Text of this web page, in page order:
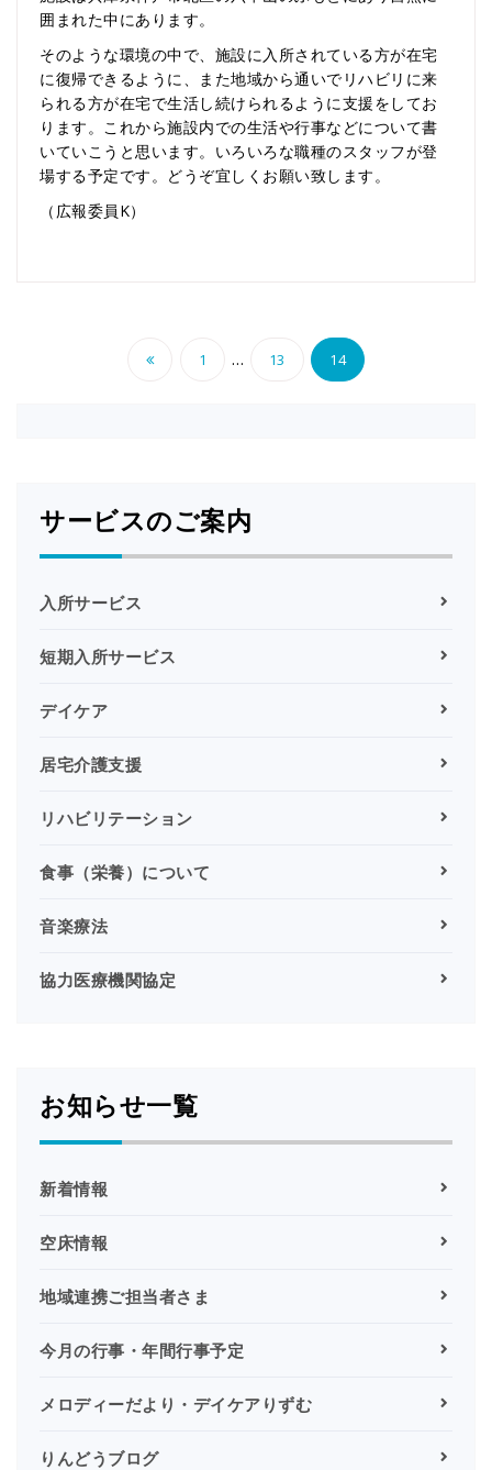
囲まれた中にあります。
そのような環境の中で、施設に入所されている方が在宅
に復帰できるように、また地域から通いでリハビリに来
られる方が在宅で生活し続けられるように支援をしてお
ります。これから施設内での生活や行事などについて書
いていこうと思います。いろいろな職種のスタッフが登
場する予定です。どうぞ宜しくお願い致します。
（広報委員K）
投
ー
ジ
送
り
1 … 13 14
サービスのご案内
入所サービス
短期入所サービス
デイケア
居宅介護支援
リハビリテーション
食事（栄養）について
音楽療法
協力医療機関協定
お知らせ一覧
新着情報
空床情報
地域連携ご担当者さま
今月の行事・年間行事予定
メロディーだより・デイケアりずむ
りんどうブログ